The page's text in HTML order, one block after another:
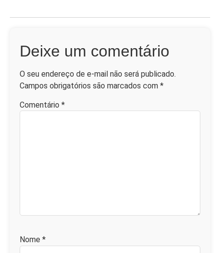
Deixe um comentário
O seu endereço de e-mail não será publicado.
Campos obrigatórios são marcados com *
Comentário *
Nome *